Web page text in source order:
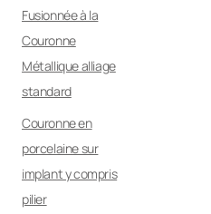
Fusionnée à la
Couronne
Métallique alliage
standard
Couronne en
porcelaine sur
implant y compris
pilier